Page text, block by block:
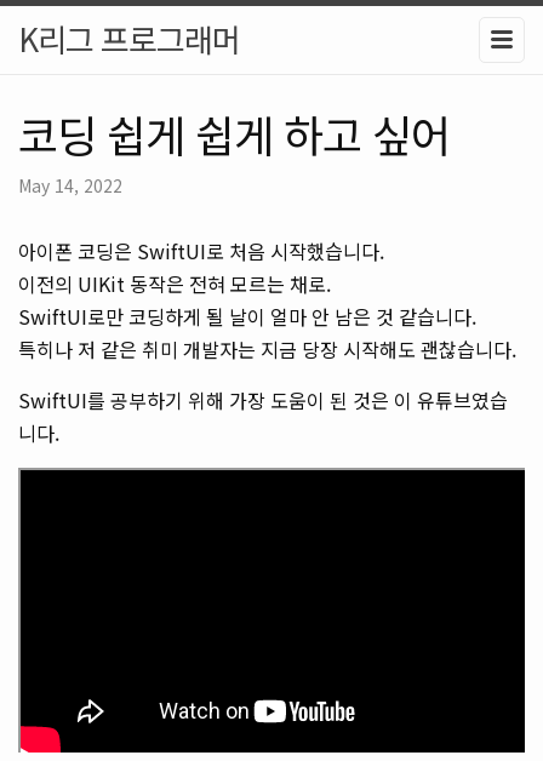
K리그 프로그래머
코딩 쉽게 쉽게 하고 싶어
May 14, 2022
아이폰 코딩은 SwiftUI로 처음 시작했습니다.
이전의 UIKit 동작은 전혀 모르는 채로.
SwiftUI로만 코딩하게 될 날이 얼마 안 남은 것 같습니다.
특히나 저 같은 취미 개발자는 지금 당장 시작해도 괜찮습니다.
SwiftUI를 공부하기 위해 가장 도움이 된 것은 이 유튜브였습
니다.